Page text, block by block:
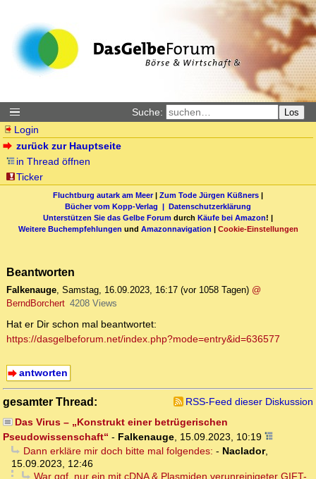
Suche: Los
Login
zurück zur Hauptseite
in Thread öffnen
Ticker
Fluchtburg autark am Meer| Zum Tode Jürgen Küßners |
Bücher vom Kopp-Verlag | Datenschutzerklärung
Unterstützen Sie das Gelbe Forum durch Käufe bei Amazon! |
Weitere Buchempfehlungen und Amazonnavigation | Cookie-Einstellungen
Beantworten
Falkenauge, Samstag, 16.09.2023, 16:17 (vor 1058 Tagen) @
BerndBorchert 4208 Views
Hat er Dir schon mal beantwortet:
https://dasgelbeforum.net/index.php?mode=entry&id=636577
antworten
gesamter Thread:
RSS-Feed dieser Diskussion
Das Virus – „Konstrukt einer betrügerischen
Pseudowissenschaft“ - Falkenauge, 15.09.2023, 10:19
Dann erkläre mir doch bitte mal folgendes: - Naclador,
15.09.2023, 12:46
War ggf. nur ein mit cDNA & Plasmiden verunreinigeter GIFT-